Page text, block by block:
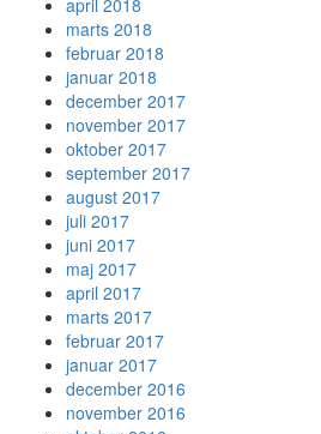
marts 2018
februar 2018
januar 2018
december 2017
november 2017
oktober 2017
september 2017
august 2017
juli 2017
juni 2017
maj 2017
april 2017
marts 2017
februar 2017
januar 2017
december 2016
november 2016